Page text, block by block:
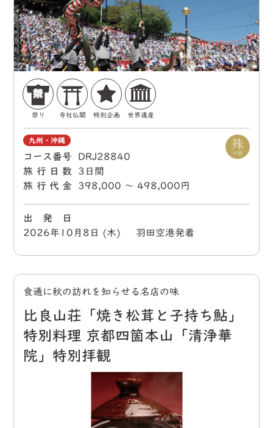
祭り 寺社仏閣 特別企画 世界遺産
九州・沖縄
コース番号
DRJ28840
旅行日数
3日間
旅行代金
398,000 〜 498,000円
出 発 日
2026年10月8日 (木) 羽田空港発着
食通に秋の訪れを知らせる名店の味
比良山荘「焼き松茸と子持ち鮎」
特別料理 京都四箇本山「清浄華
院」特別拝観